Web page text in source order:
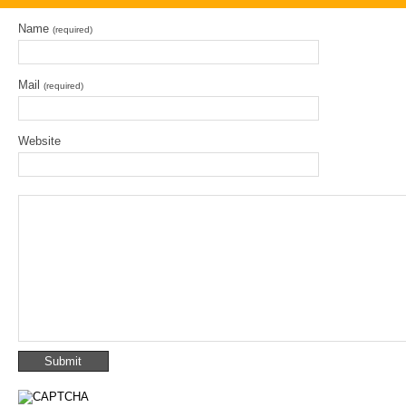
Name (required)
Mail (required)
Website